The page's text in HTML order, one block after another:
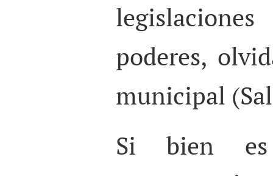
poderes,
municipal
Si bien